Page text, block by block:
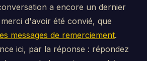
a encore un dernier
d'avoir été convié, que
messages de remerciement.
ici, par la réponse : répondez